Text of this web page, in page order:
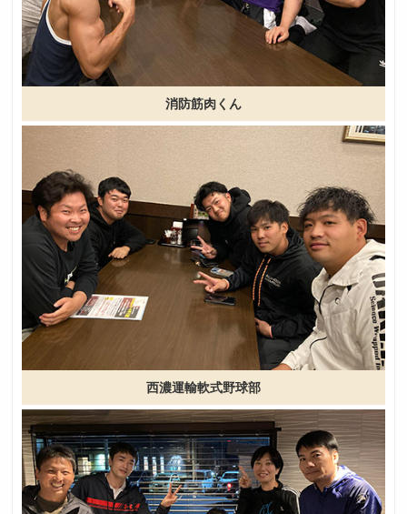
消防筋肉くん
西濃運輸軟式野球部